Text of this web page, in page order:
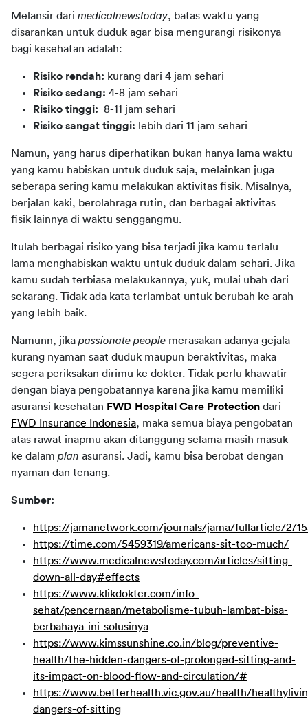
Melansir dari medicalnewstoday, batas waktu yang
disarankan untuk duduk agar bisa mengurangi risikonya
bagi kesehatan adalah:
Risiko rendah: kurang dari 4 jam sehari
Risiko sedang: 4-8 jam sehari
Risiko tinggi: 8-11 jam sehari
Risiko sangat tinggi: lebih dari 11 jam sehari
Namun, yang harus diperhatikan bukan hanya lama waktu
yang kamu habiskan untuk duduk saja, melainkan juga
seberapa sering kamu melakukan aktivitas fisik. Misalnya,
berjalan kaki, berolahraga rutin, dan berbagai aktivitas
fisik lainnya di waktu senggangmu.
Itulah berbagai risiko yang bisa terjadi jika kamu terlalu
lama menghabiskan waktu untuk duduk dalam sehari. Jika
kamu sudah terbiasa melakukannya, yuk, mulai ubah dari
sekarang. Tidak ada kata terlambat untuk berubah ke arah
yang lebih baik.
Namunn, jika passionate people merasakan adanya gejala
kurang nyaman saat duduk maupun beraktivitas, maka
segera periksakan dirimu ke dokter. Tidak perlu khawatir
dengan biaya pengobatannya karena jika kamu memiliki
asuransi kesehatan FWD Hospital Care Protection
FWD Insurance Indonesia, maka semua biaya pengobatan
atas rawat inapmu akan ditanggung selama masih masuk
ke dalam plan asuransi. Jadi, kamu bisa berobat dengan
nyaman dan tenang.
Sumber:
https://jamanetwork.com/journals/jama/fullarticle/
https://time.com/5459319/americans-sit-too-much/
https://www.medicalnewstoday.com/articles/sitting-
down-all-day#effects
https://www.klikdokter.com/info-
sehat/pencernaan/metabolisme-tubuh-lambat-bisa-
berbahaya-ini-solusinya
https://www.kimssunshine.co.in/blog/preventive-
health/the-hidden-dangers-of-prolonged-sitting-and-
its-impact-on-blood-flow-and-circulation/#
https://www.betterhealth.vic.gov.au/health/
dangers-of-sitting